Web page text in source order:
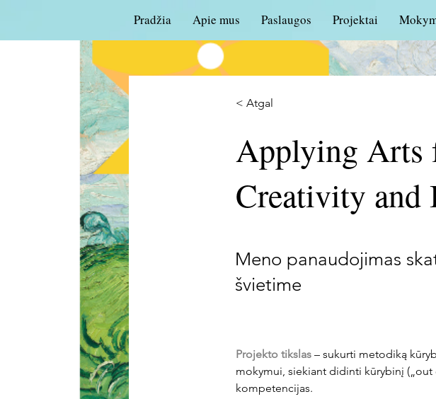
Pradžia Apie mus Paslaugos Projektai
< Atgal
Applying Arts
Creativity and
Meno panaudojimas
švietime
Projekto tikslas – sukurti metodiką
mokymui, siekiant didinti kūrybinį
kompetencijas.